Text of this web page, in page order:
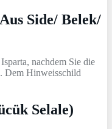
Side/ Belek/
nachdem Sie die
Dem Hinweisschild
Selale)